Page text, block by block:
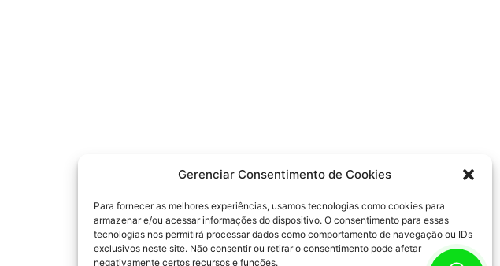
Gerenciar Consentimento de Cookies
Para fornecer as melhores experiências, usamos tecnologias como cookies para
armazenar e/ou acessar informações do dispositivo. O consentimento para essas
tecnologias nos permitirá processar dados como comportamento de navegação ou IDs
exclusivos neste site. Não consentir ou retirar o consentimento pode afetar
negativamente certos recursos e funções.